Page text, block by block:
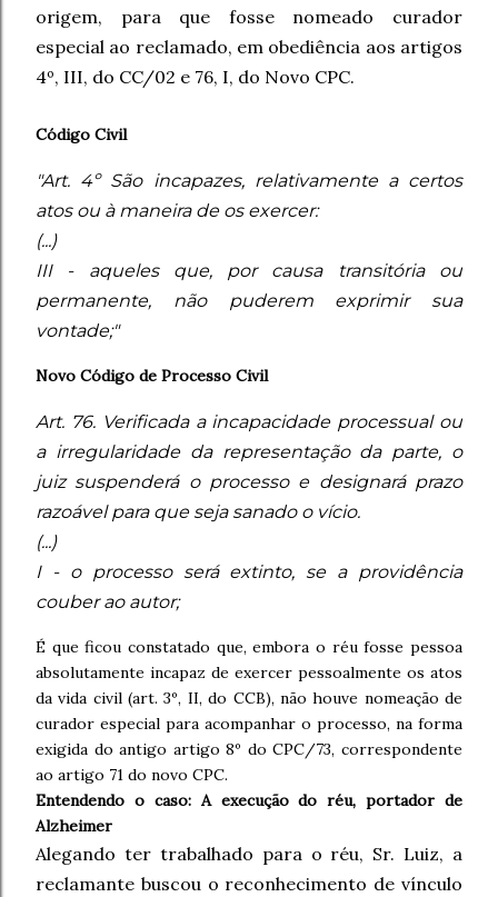
origem, para que fosse nomeado curador
especial ao reclamado, em obediência aos artigos
4º, III, do CC/02 e 76, I, do Novo CPC.
Código Civil
"Art. 4º São incapazes, relativamente a certos
atos ou à maneira de os exercer:
(...)
III - aqueles que, por causa transitória ou
permanente, não puderem exprimir sua
vontade;"
Novo Código de Processo Civil
Art. 76. Verificada a incapacidade processual ou
a irregularidade da representação da parte, o
juiz suspenderá o processo e designará prazo
razoável para que seja sanado o vício.
(...)
I - o processo será extinto, se a providência
couber ao autor;
É que ficou constatado que, embora o réu fosse pessoa
absolutamente incapaz de exercer pessoalmente os atos
da vida civil (art. 3º, II, do CCB), não houve nomeação de
curador especial para acompanhar o processo, na forma
exigida do antigo artigo 8º do CPC/73, correspondente
ao artigo 71 do novo CPC.
Entendendo o caso: A execução do réu, portador de
Alzheimer
Alegando ter trabalhado para o réu, Sr. Luiz, a
reclamante buscou o reconhecimento de vínculo